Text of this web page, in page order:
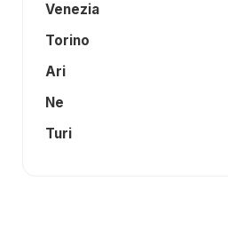
Venezia
Torino
Ari
Ne
Turi